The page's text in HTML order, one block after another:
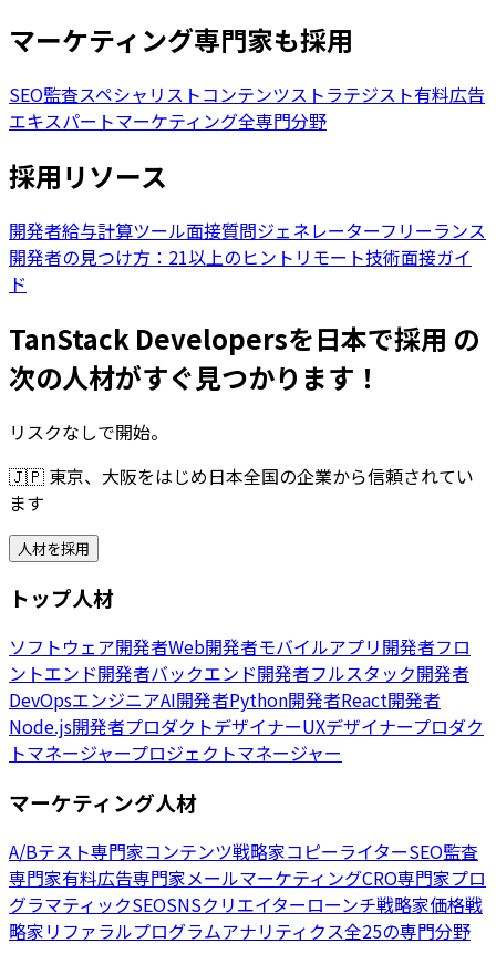
マーケティング専門家も採用
SEO監査スペシャリストコンテンツストラテジスト有料広告
エキスパートマーケティング全専門分野
採用リソース
開発者給与計算ツール面接質問ジェネレーターフリーランス
開発者の見つけ方：21以上のヒント リモート技術面接ガイ
ド
TanStack Developersを日本で採用 の
次の人材がすぐ見つかります！
リスクなしで開始。
🇯🇵 東京、大阪をはじめ日本全国の企業から信頼されてい
ます
人材を採用
トップ人材
ソフトウェア開発者Web開発者モバイルアプリ開発者フロ
ントエンド開発者バックエンド開発者フルスタック開発者
DevOpsエンジニアAI開発者Python開発者React開発者
Node.js開発者プロダクトデザイナーUXデザイナープロダク
トマネージャープロジェクトマネージャー
マーケティング人材
A/Bテスト専門家コンテンツ戦略家コピーライターSEO監査
専門家有料広告専門家メールマーケティングCRO専門家プロ
グラマティックSEOSNSクリエイターローンチ戦略家価格戦
略家リファラルプログラムアナリティクス全25の専門分野